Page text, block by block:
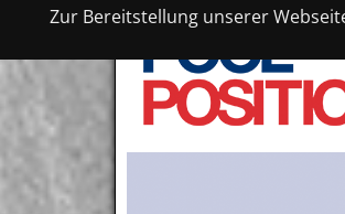
Zur Bereitstellung unserer